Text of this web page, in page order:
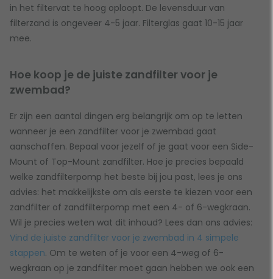
in het filtervat te hoog oploopt. De levensduur van
filterzand is ongeveer 4-5 jaar. Filterglas gaat 10-15 jaar
mee.
Hoe koop je de juiste zandfilter voor je
zwembad?
Er zijn een aantal dingen erg belangrijk om op te letten
wanneer je een zandfilter voor je zwembad gaat
aanschaffen. Bepaal voor jezelf of je gaat voor een Side-
Mount of Top-Mount zandfilter. Hoe je precies bepaald
welke zandfilterpomp het beste bij jou past, lees je ons
advies: het makkelijkste om als eerste te kiezen voor een
zandfilter of zandfilterpomp met een 4- of 6-wegkraan.
Wil je precies weten wat dit inhoud? Lees dan ons advies:
Vind de juiste zandfilter voor je zwembad in 4 simpele
stappen. Om te weten of je voor een 4-weg of 6-
wegkraan op je zandfilter moet gaan hebben we ook een